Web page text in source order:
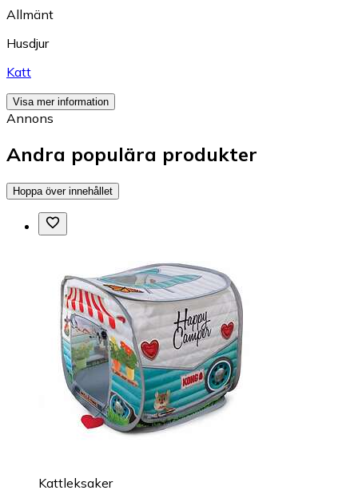
Allmänt
Husdjur
Katt
Visa mer information
Annons
Andra populära produkter
Hoppa över innehållet
Kattleksaker